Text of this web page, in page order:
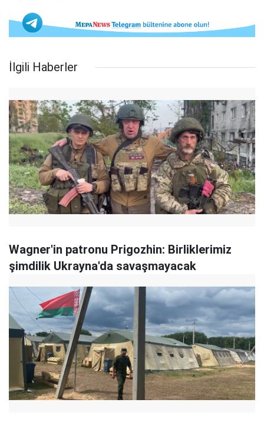
İlgili Haberler
Wagner'in patronu Prigozhin: Birliklerimiz
şimdilik Ukrayna'da savaşmayacak